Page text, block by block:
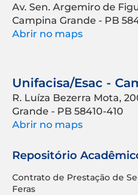
Av. Sen. Argemiro de
Campina Grande - PB
Abrir no maps
Unifacisa/Esac -
R. Luíza Bezerra Mota,
Grande - PB 58410-410
Abrir no maps
Repositório
Contrato de Prestação de
Feras